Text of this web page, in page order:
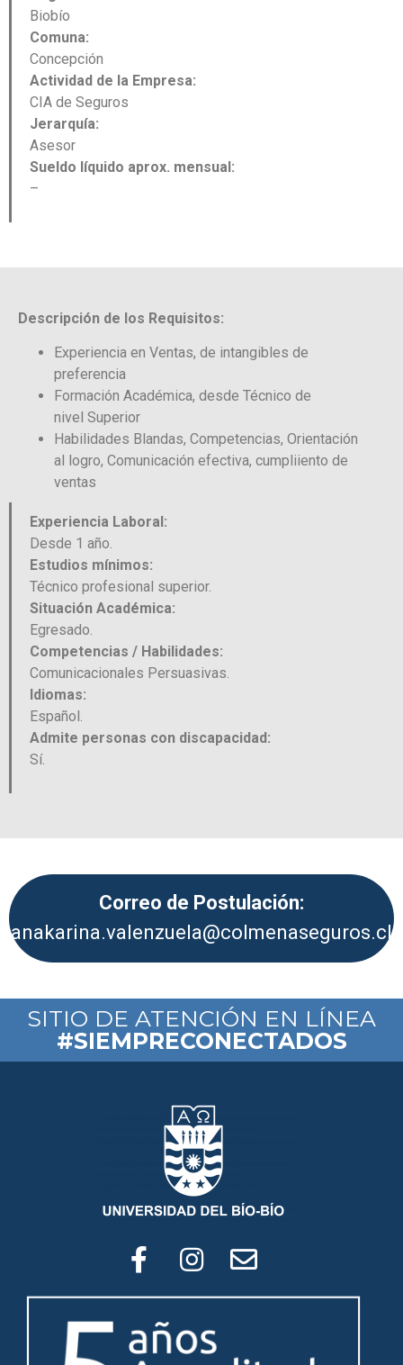
Biobío
Comuna:
Concepción
Actividad de la Empresa:
CIA de Seguros
Jerarquía:
Asesor
Sueldo líquido aprox. mensual:
–
Descripción de los Requisitos:
Experiencia en Ventas, de intangibles de
preferencia
Formación Académica, desde Técnico de
nivel Superior
Habilidades Blandas, Competencias, Orientación
al logro, Comunicación efectiva, cumpliiento de
ventas
Experiencia Laboral:
Desde 1 año.
Estudios mínimos:
Técnico profesional superior.
Situación Académica:
Egresado.
Competencias / Habilidades:
Comunicacionales Persuasivas.
Idiomas:
Español.
Admite personas con discapacidad:
Sí.
Correo de Postulación:
anakarina.valenzuela@colmenaseguros.cl
SITIO DE ATENCIÓN EN LÍNEA
#SIEMPRECONECTADOS